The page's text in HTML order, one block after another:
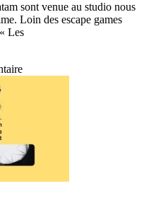
sont venue au studio nous
Loin des escape games
Les